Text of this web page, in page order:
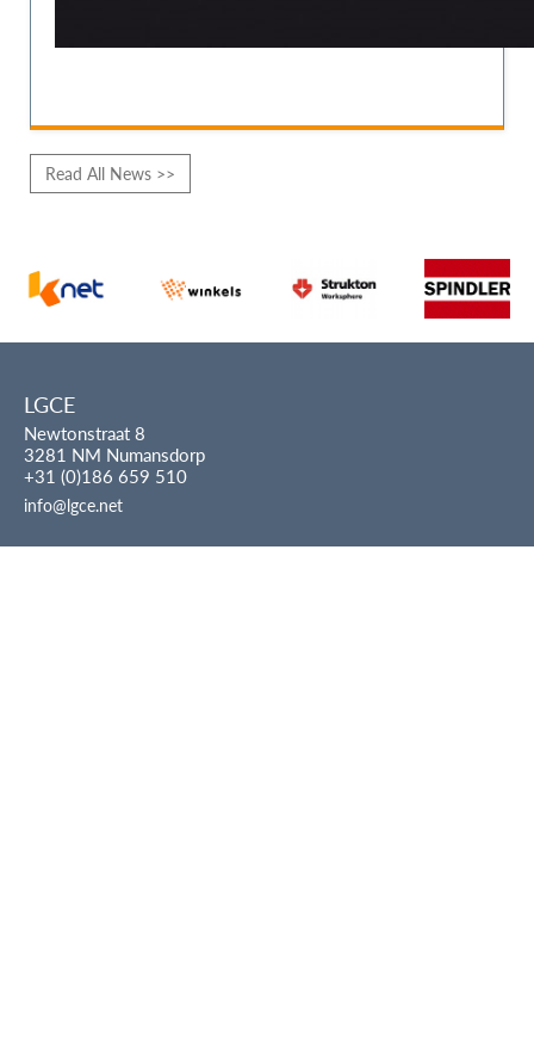
Read All News >>
LGCE
Newtonstraat 8
3281 NM Numansdorp
+31 (0)186 659 510
info@lgce.net